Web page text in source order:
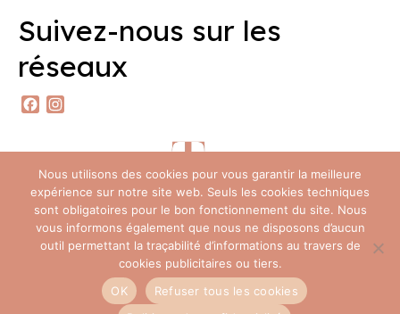
Suivez-nous sur les
réseaux
Facebook
Foire Aux Questions
Mentions légales CGV
Nous utilisons des cookies pour vous garantir la meilleure
expérience sur notre site web. Seuls les cookies techniques
sont obligatoires pour le bon fonctionnement du site. Nous
vous informons également que nous ne disposons d’aucun
outil permettant la traçabilité d’informations au travers de
cookies publicitaires ou tiers.
OK
Refuser tous les cookies